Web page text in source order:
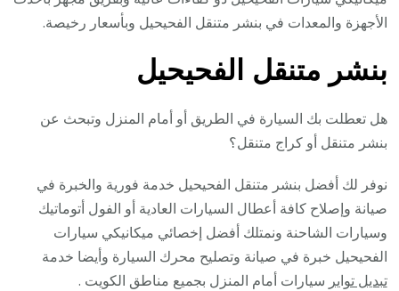
الأجهزة والمعدات في بنشر متنقل الفحيحيل وبأسعار رخيصة.
بنشر متنقل الفحيحيل
هل تعطلت بك السيارة في الطريق أو أمام المنزل وتبحث عن
بنشر متنقل أو كراج متنقل؟
نوفر لك أفضل بنشر متنقل الفحيحيل خدمة فورية والخبرة في
صيانة وإصلاح كافة أعطال السيارات العادية أو الفول أتوماتيك
وسيارات الشاحنة ونمتلك أفضل إخصائي ميكانيكي سيارات
الفحيحيل خبرة في صيانة وتصليح محرك السيارة وأيضا خدمة
تبديل تواير سيارات أمام المنزل بجميع مناطق الكويت .